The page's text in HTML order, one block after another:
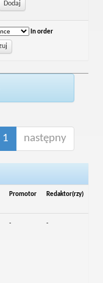
In order
1 następny
Promotor Redaktor(rzy)
- -